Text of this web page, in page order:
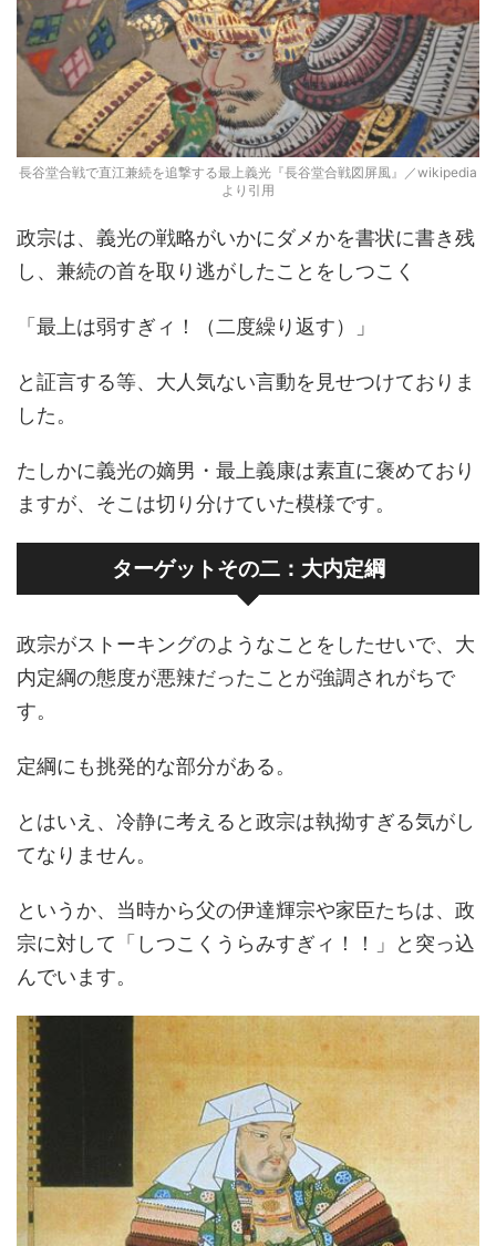
長谷堂合戦で直江兼続を追撃する最上義光『長谷堂合戦図屏風』／wikipedia
より引用
政宗は、義光の戦略がいかにダメかを書状に書き残
し、兼続の首を取り逃がしたことをしつこく
「最上は弱すぎィ！（二度繰り返す）」
と証言する等、大人気ない言動を見せつけておりま
した。
たしかに義光の嫡男・最上義康は素直に褒めており
ますが、そこは切り分けていた模様です。
ターゲットその二：大内定綱
政宗がストーキングのようなことをしたせいで、大
内定綱の態度が悪辣だったことが強調されがちで
す。
定綱にも挑発的な部分がある。
とはいえ、冷静に考えると政宗は執拗すぎる気がし
てなりません。
というか、当時から父の伊達輝宗や家臣たちは、政
宗に対して「しつこくうらみすぎィ！！」と突っ込
んでいます。